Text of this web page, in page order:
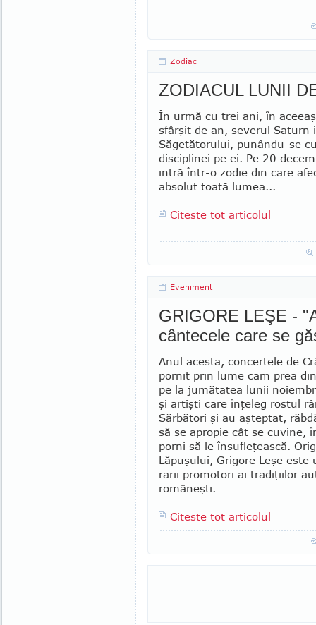
Zodiac
ZODIACUL LUNII
În urmă cu trei ani, în
sfârşit de an, severul Saturn
Săgetătorului, punându-se
disciplinei pe ei. Pe 20
intră într-o zodie din care
absolut toată lumea...
Citeste tot articolul
Eveniment
GRIGORE LEŞE -
cântecele care se
Anul acesta, concertele de
pornit prin lume cam prea
pe la jumătatea lunii
şi artişti care înţeleg rostul
Sărbători şi au aşteptat,
să se apro­pie cât se cuvine,
porni să le însu­fle­ţeas­că.
Lăpuşului, Grigore Leşe este
rarii promotori ai tradiţiilor
româneşti.
Citeste tot articolul